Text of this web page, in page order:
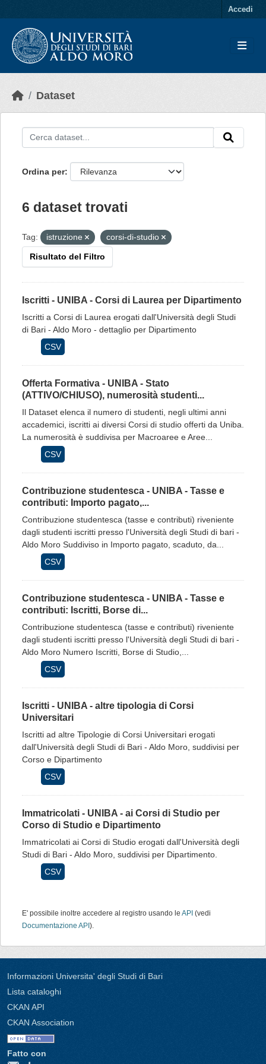
Accedi
Dataset
Ordina per
6 dataset trovati
Tag: istruzione corsi-di-studio
Risultato del Filtro
Iscritti - UNIBA - Corsi di Laurea per Dipartimento
Iscritti a Corsi di Laurea erogati dall'Università degli Studi
di Bari - Aldo Moro - dettaglio per Dipartimento
CSV
Offerta Formativa - UNIBA - Stato
(ATTIVO/CHIUSO), numerosità studenti...
Il Dataset elenca il numero di studenti, negli ultimi anni
accademici, iscritti ai diversi Corsi di studio offerti da Uniba.
La numerosità è suddivisa per Macroaree e Aree...
CSV
Contribuzione studentesca - UNIBA - Tasse e
contributi: Importo pagato,...
Contribuzione studentesca (tasse e contributi) riveniente
dagli studenti iscritti presso l'Università degli Studi di bari -
Aldo Moro Suddiviso in Importo pagato, scaduto, da...
CSV
Contribuzione studentesca - UNIBA - Tasse e
contributi: Iscritti, Borse di...
Contribuzione studentesca (tasse e contributi) riveniente
dagli studenti iscritti presso l'Università degli Studi di bari -
Aldo Moro Numero Iscritti, Borse di Studio,...
CSV
Iscritti - UNIBA - altre tipologia di Corsi
Universitari
Iscritti ad altre Tipologie di Corsi Universitari erogati
dall'Università degli Studi di Bari - Aldo Moro, suddivisi per
Corso e Dipartimento
CSV
Immatricolati - UNIBA - ai Corsi di Studio per
Corso di Studio e Dipartimento
Immatricolati ai Corsi di Studio erogati dall'Università degli
Studi di Bari - Aldo Moro, suddivisi per Dipartimento.
CSV
E' possibile inoltre accedere al registro usando le API (vedi
Documentazione API ).
Informazioni Universita' degli Studi di Bari
Lista cataloghi
CKAN API
CKAN Association
Fatto con